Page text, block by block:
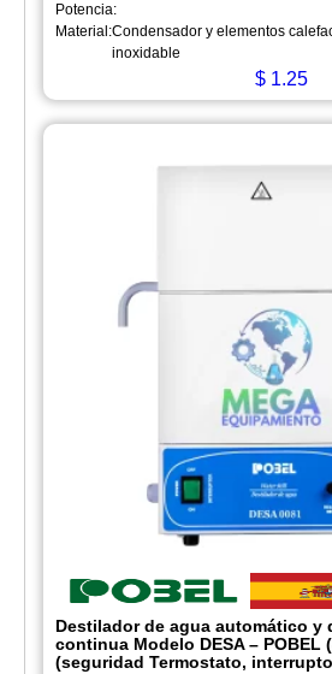
Potencia:
Material:Condensador y elementos
inoxidable
$ 1.25
Destilador de agua automático y
continua Modelo DESA – POBEL
(seguridad Termostato,